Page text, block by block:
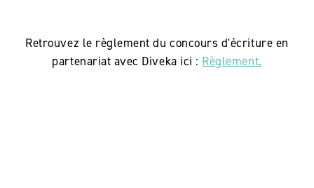
Retrouvez le règlement du concours d'écriture en
partenariat avec Diveka ici : Règlement.